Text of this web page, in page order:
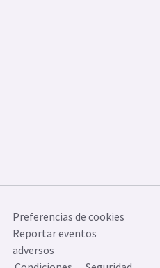
Preferencias de cookies
Reportar eventos
adversos